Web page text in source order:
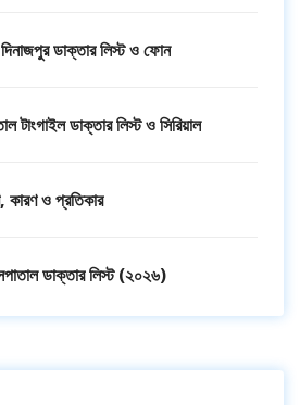
ডাক্তার লিস্ট ও ফোন
টাংগাইল ডাক্তার লিস্ট ও সিরিয়াল
ও প্রতিকার
ডাক্তার লিস্ট (২০২৬)